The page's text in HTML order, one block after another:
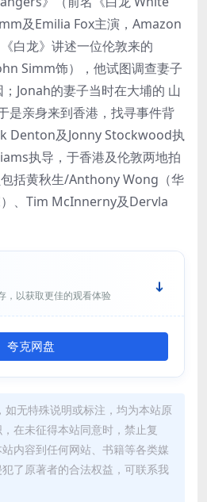
及Emilia Fox主演，Amazon
白龙》讲述一位伦敦来的
Simm饰），他试图调查妻子
Jonah的妻子当时在大埔的 山
是亲身来到香港，找寻事件背
Denton及Jonny Stockwood执
执导，于香港及伦敦两地拍
括黄秋生/Anthony Wong（华
、Tim McInnerny及Dervla
，以获取更佳的观看体验
夸克网盘
如无特殊说明或标注，均为本站原
在未征得本站同意时，禁止复
内容到任何网站、书籍等各类媒
了原著者的合法权益，可联系我